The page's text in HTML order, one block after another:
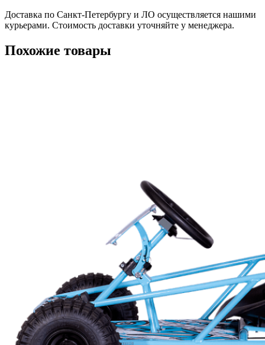
Доставка по Санкт-Петербургу и ЛО осуществляется нашими
курьерами. Стоимость доставки уточняйте у менеджера.
Похожие товары